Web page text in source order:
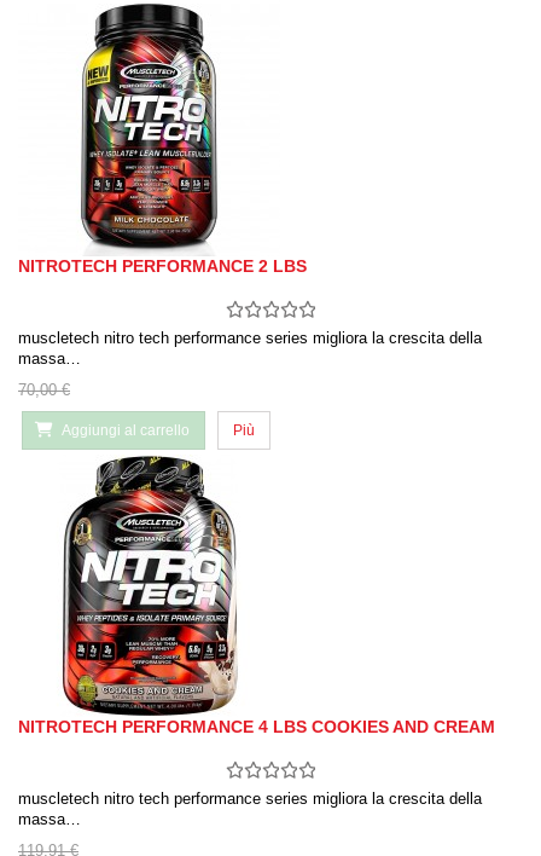
NITROTECH PERFORMANCE 2 LBS
muscletech nitro tech performance series migliora la crescita della
massa…
70,00 €
Aggiungi al carrello Più
NITROTECH PERFORMANCE 4 LBS COOKIES AND CREAM
muscletech nitro tech performance series migliora la crescita della
massa…
119,91 €